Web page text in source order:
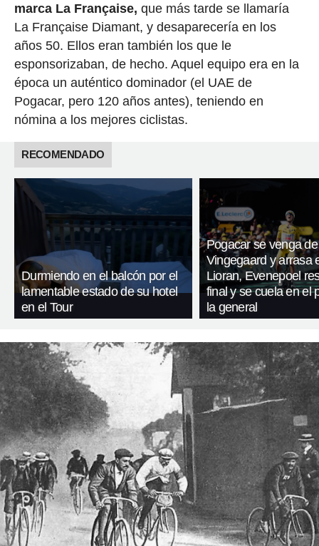
marca La Française, que más tarde se llamaría
La Française Diamant, y desaparecería en los
años 50. Ellos eran también los que le
esponsorizaban, de hecho. Aquel equipo era en la
época un auténtico dominador (el UAE de
Pogacar, pero 120 años antes), teniendo en
nómina a los mejores ciclistas.
RECOMENDADO
Durmiendo en el balcón por el
lamentable estado de su hotel
en el Tour
Pogacar se venga de
Vingegaard y arrasa
Lioran, Evenepoel
final y se cuela en el
la general